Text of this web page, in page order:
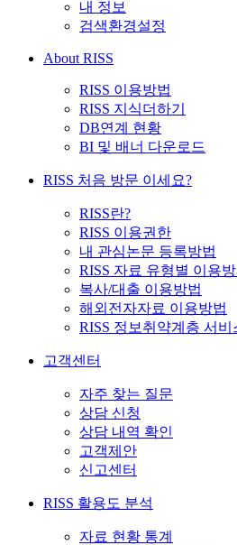
내 정보
검색환경설정
About RISS
RISS 이용방법
RISS 지식더하기
DB연계 현황
BI 및 배너 다운로드
RISS 처음 방문 이세요?
RISS란?
RISS 이용권한
내 관심논문 등록방법
RISS 자료 유형별 이용
복사/대출 이용방법
해외전자자료 이용방법
RISS 정보취약계층 서비
고객센터
자주 찾는 질문
상담 신청
상담 내역 확인
고객제안
신고센터
RISS 활용도 분석
자료 현황 통계